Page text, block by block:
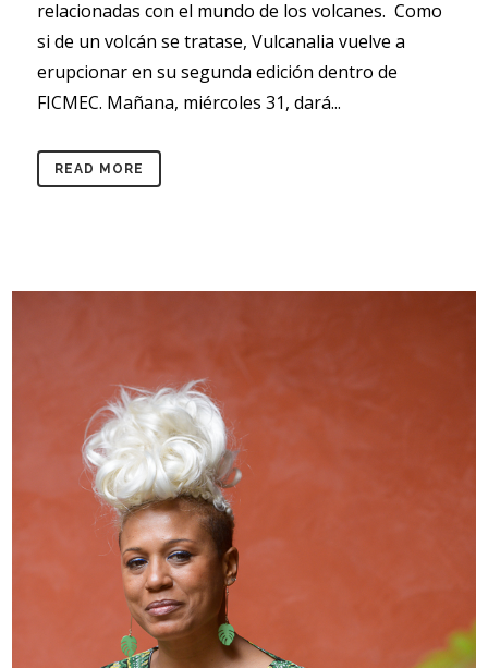
relacionadas con el mundo de los volcanes. Como
si de un volcán se tratase, Vulcanalia vuelve a
erupcionar en su segunda edición dentro de
FICMEC. Mañana, miércoles 31, dará...
READ MORE